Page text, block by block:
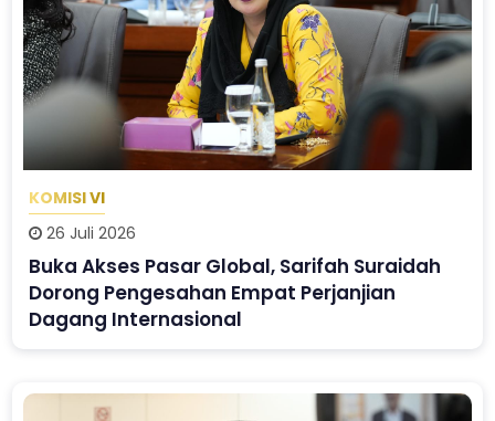
KOMISI VI
26 Juli 2026
Buka Akses Pasar Global, Sarifah Suraidah
Dorong Pengesahan Empat Perjanjian
Dagang Internasional